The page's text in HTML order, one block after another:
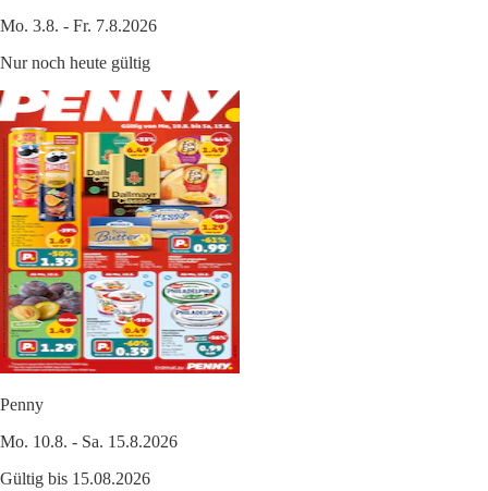
Mo. 3.8. - Fr. 7.8.2026
Nur noch heute gültig
Penny
Mo. 10.8. - Sa. 15.8.2026
Gültig bis 15.08.2026